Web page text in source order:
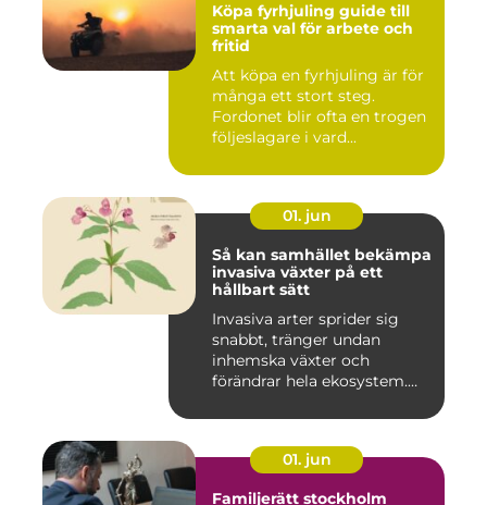
Köpa fyrhjuling guide till
smarta val för arbete och
fritid
Att köpa en fyrhjuling är för
många ett stort steg.
Fordonet blir ofta en trogen
följeslagare i vard...
01. jun
Så kan samhället bekämpa
invasiva växter på ett
hållbart sätt
Invasiva arter sprider sig
snabbt, tränger undan
inhemska växter och
förändrar hela ekosystem.
01. jun
Familjerätt stockholm